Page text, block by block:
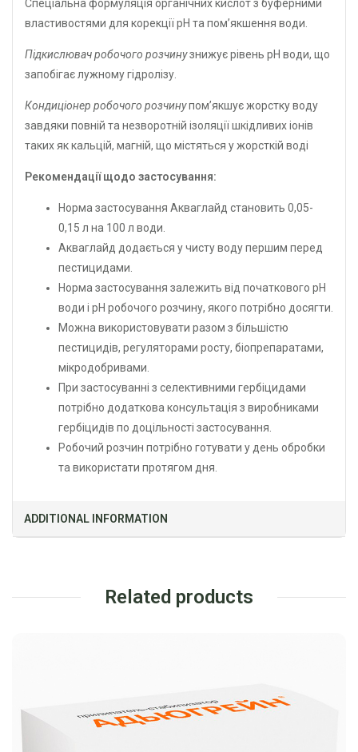
Спеціальна формуляція органічних кислот з буферними
властивостями для корекції рН та пом’якшення води.
Підкислювач робочого розчинузнижує рівень pH води, що
запобігає лужному гідролізу.
Кондиціонер робочого розчинупом’якшує жорстку воду
завдяки повній та незворотній ізоляції шкідливих іонів
таких як кальцій, магній, що містяться у жорсткій воді
Рекомендації щодо застосування:
Норма застосування Акваглайд становить 0,05-
0,15 л на 100 л води.
Акваглайд додається у чисту воду першим перед
пестицидами.
Норма застосування залежить від початкового рН
води і рН робочого розчину, якого потрібно досягти.
Можна використовувати разом з більшістю
пестицидів, регуляторами росту, біопрепаратами,
мікродобривами.
При застосуванні з селективними гербіцидами
потрібно додаткова консультація з виробниками
гербіцидів по доцільності застосування.
Робочий розчин потрібно готувати у день обробки
та використати протягом дня.
ADDITIONAL INFORMATION
Related products